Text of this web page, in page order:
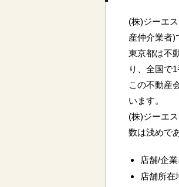
(株)ジーエ
産仲介業者)
東京都は不
り、全国で
この不動産
います。
(株)ジーエ
数は浅めで
店舗/企
店舗所